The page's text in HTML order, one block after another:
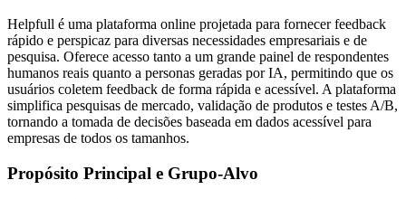
Helpfull é uma plataforma online projetada para fornecer feedback
rápido e perspicaz para diversas necessidades empresariais e de
pesquisa. Oferece acesso tanto a um grande painel de respondentes
humanos reais quanto a personas geradas por IA, permitindo que os
usuários coletem feedback de forma rápida e acessível. A plataforma
simplifica pesquisas de mercado, validação de produtos e testes A/B,
tornando a tomada de decisões baseada em dados acessível para
empresas de todos os tamanhos.
Propósito Principal e Grupo-Alvo